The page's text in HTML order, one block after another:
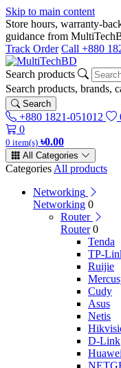
Skip to main content
Store hours, warranty-
guidance from
Track Order Call +880
Search products
Search products, brands,
Search
+880 1821-051012
0
0 item(s) ৳0.00
All Categories
Categories All products
Networking
Networking 0
Router
Router 0
Tenda
TP-
Ruijie
Cudy
Asus
Netis
D-Link
Huawei